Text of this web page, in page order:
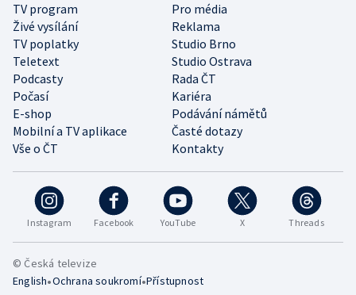
Instagram Facebook YouTube X Threads
TV program
Pro média
Živé vysílání
Reklama
TV poplatky
Studio Brno
Teletext
Studio Ostrava
Podcasty
Rada ČT
Počasí
Kariéra
E-shop
Podávání námětů
Mobilní a TV aplikace
Časté dotazy
Vše o ČT
Kontakty
© Česká televize
English•Ochrana soukromí•Přístupnost